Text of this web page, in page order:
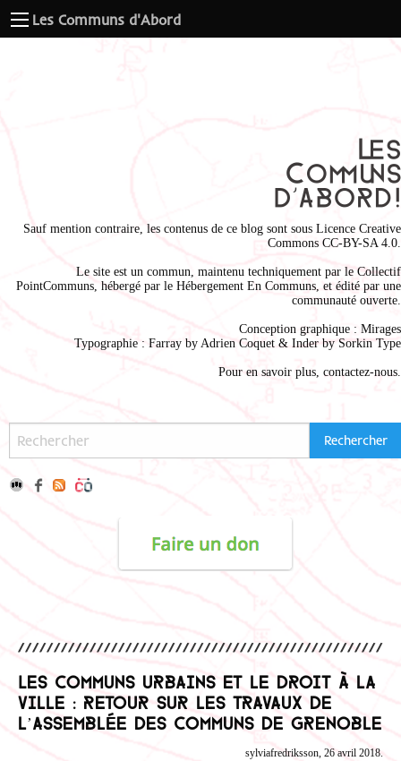
Les Communs d'Abord
Sauf mention contraire, les contenus de ce blog sont sous Licence Creative
Commons CC-BY-SA 4.0
Le site est un commun, maintenu techniquement par le Collectif
PointCommuns , hébergé par le Hébergement En Communs , et édité par une
communauté ouverte.
Conception graphique : Mirages
Typographie : Farray by Adrien Coquet & Inder by Sorkin Type
Pour en savoir plus, contactez-nous
Les communs urbains et le Droit à la
ville : retour sur les travaux de
l’Assemblée des communs de Grenoble
sylviafredriksson, 26 avril 2018.